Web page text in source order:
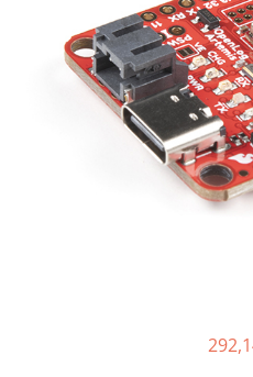
Adaptoare si convertoare